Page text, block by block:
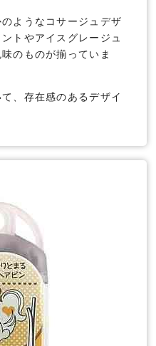
ようなコサージュデザ
トやアイスグレージュ
のものが揃っていま
、存在感のあるデザイ